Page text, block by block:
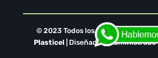
© 2023 Todos los derechos
Plasticel | Diseñado y